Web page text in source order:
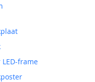
frame